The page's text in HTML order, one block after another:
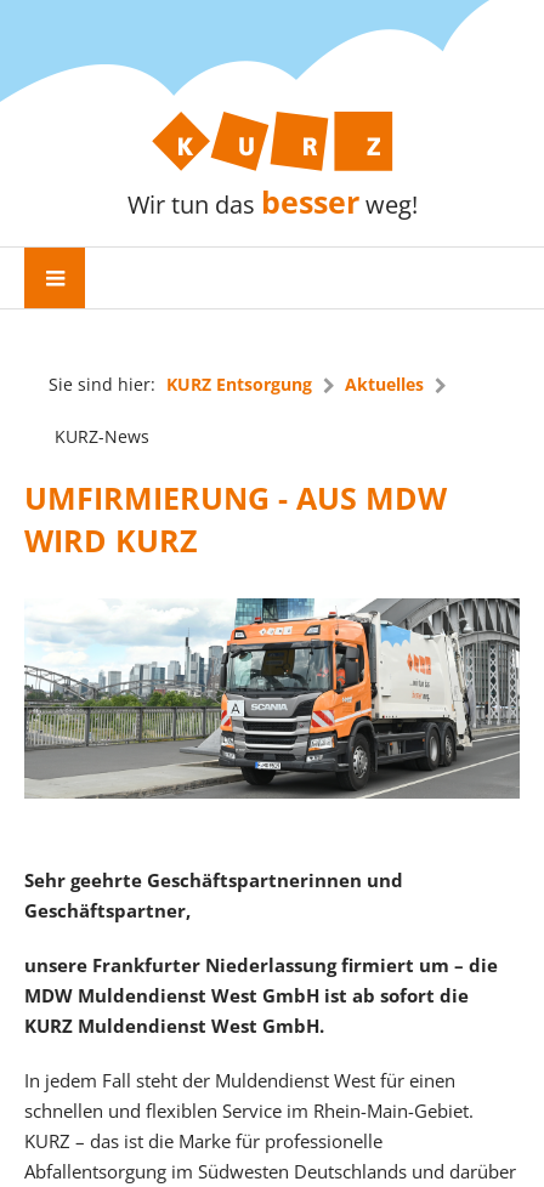
Wir tun das besserweg!
Sie sind hier: KURZ Entsorgung Aktuelles
KURZ-News
UMFIRMIERUNG - AUS MDW
WIRD KURZ
Sehr geehrte Geschäftspartnerinnen und
Geschäftspartner,
unsere Frankfurter Niederlassung firmiert um – die
MDW Muldendienst West GmbH ist ab sofort die
KURZ Muldendienst West GmbH.
In jedem Fall steht der Muldendienst West für einen
schnellen und flexiblen Service im Rhein-Main-Gebiet.
KURZ – das ist die Marke für professionelle
Abfallentsorgung im Südwesten Deutschlands und darüber